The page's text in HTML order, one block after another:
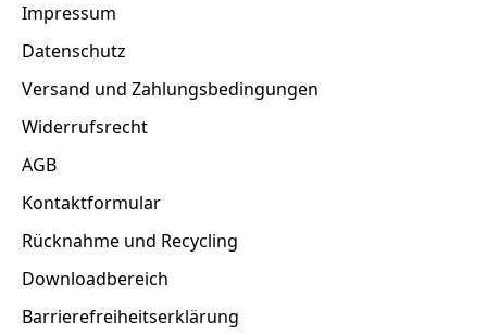
Impressum
Datenschutz
Versand und Zahlungsbedingungen
Widerrufsrecht
AGB
Kontaktformular
Rücknahme und Recycling
Downloadbereich
Barrierefreiheitserklärung